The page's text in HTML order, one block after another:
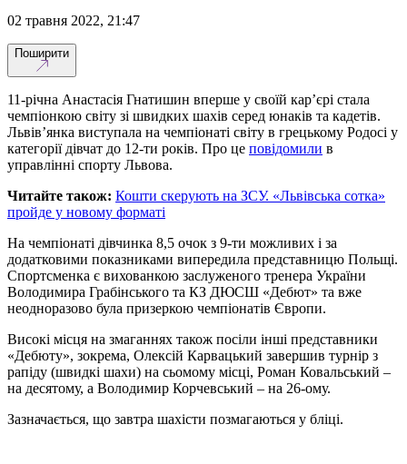
02 травня 2022, 21:47
Поширити
11-річна Анастасія Гнатишин вперше у своїй кар’єрі стала
чемпіонкою світу зі швидких шахів серед юнаків та кадетів.
Львів’янка виступала на чемпіонаті світу в грецькому Родосі у
категорії дівчат до 12-ти років. Про це повідомили в
управлінні спорту Львова.
Читайте також: Кошти скерують на ЗСУ. «Львівська сотка»
пройде у новому форматі
На чемпіонаті дівчинка 8,5 очок з 9-ти можливих і за
додатковими показниками випередила представницю Польщі.
Спортсменка є вихованкою заслуженого тренера України
Володимира Грабінського та КЗ ДЮСШ «Дебют» та вже
неодноразово була призеркою чемпіонатів Європи.
Високі місця на змаганнях також посіли інші представники
«Дебюту», зокрема, Олексій Карвацький завершив турнір з
рапіду (швидкі шахи) на сьомому місці, Роман Ковальський –
на десятому, а Володимир Корчевський – на 26-ому.
Зазначається, що завтра шахісти позмагаються у бліці.